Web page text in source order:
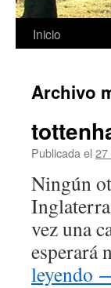
Saltar
contenido
Inicio
Archivo
Publicada el 27
Ningún
vez una
esperará
leyendo